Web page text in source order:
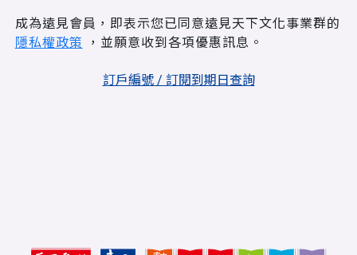
成為遠見會員，即表示您已同意遠見天下文化事業群的
隱私權政策 ，並願意收到各項優惠訊息。
訂戶編號 / 訂閱到期日查詢